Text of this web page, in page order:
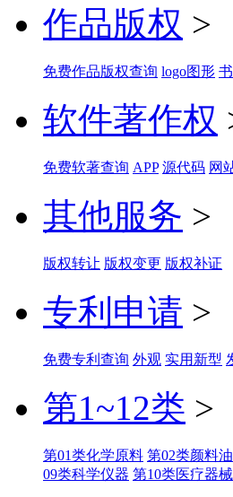
作品版权 >
免费作品版权查询 logo图形
软件著作权
免费软著查询 APP 源代码 网
其他服务 >
版权转让 版权变更 版权补证
专利申请 >
免费专利查询 外观 实用新型
第1~12类 >
第01类化学原料 第02类颜料
09类科学仪器 第10类医疗器械